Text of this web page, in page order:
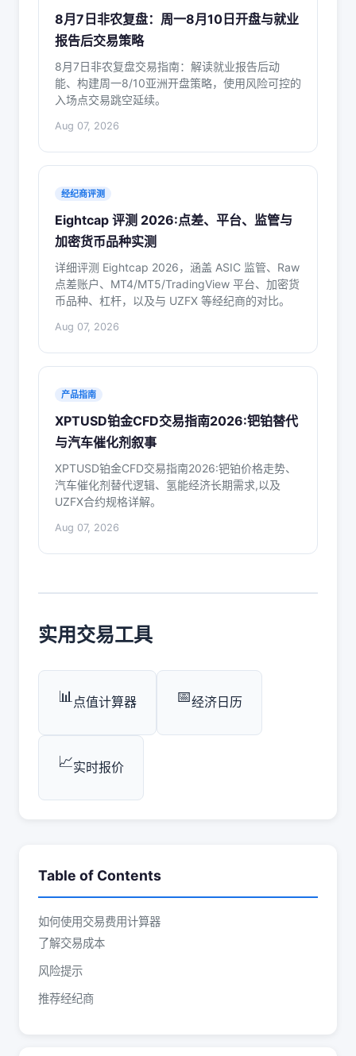
8月7日非农复盘：周一8月10日开盘与就业
报告后交易策略
8月7日非农复盘交易指南：解读就业报告后动
能、构建周一8/10亚洲开盘策略，使用风险可控的
入场点交易跳空延续。
Aug 07, 2026
经纪商评测
Eightcap 评测 2026:点差、平台、监管与
加密货币品种实测
详细评测 Eightcap 2026，涵盖 ASIC 监管、Raw
点差账户、MT4/MT5/TradingView 平台、加密货
币品种、杠杆，以及与 UZFX 等经纪商的对比。
Aug 07, 2026
产品指南
XPTUSD铂金CFD交易指南2026:钯铂替代
与汽车催化剂叙事
XPTUSD铂金CFD交易指南2026:钯铂价格走势、
汽车催化剂替代逻辑、氢能经济长期需求,以及
UZFX合约规格详解。
Aug 07, 2026
实用交易工具
📊点值计算器 📅经济日历
📈实时报价
Table of Contents
如何使用交易费用计算器
了解交易成本
风险提示
推荐经纪商